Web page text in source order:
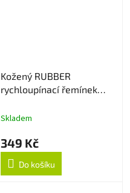
Kožený RUBBER
rychloupínací řemínek
Skladem
349 Kč
Do košíku